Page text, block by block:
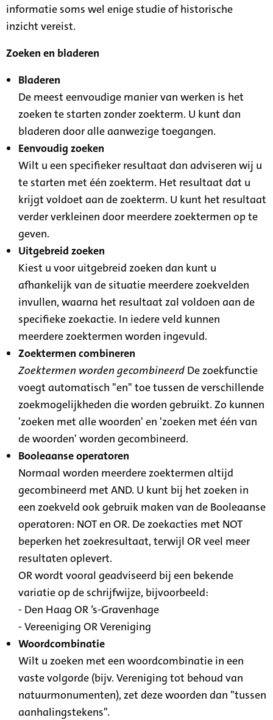
informatie soms wel enige studie of historische
inzicht vereist.
Zoeken en bladeren
Bladeren
De meest eenvoudige manier van werken is het
zoeken te starten zonder zoekterm. U kunt dan
bladeren door alle aanwezige toegangen.
Eenvoudig zoeken
Wilt u een specifieker resultaat dan adviseren wij u
te starten met één zoekterm. Het resultaat dat u
krijgt voldoet aan de zoekterm. U kunt het resultaat
verder verkleinen door meerdere zoektermen op te
geven.
Uitgebreid zoeken
Kiest u voor uitgebreid zoeken dan kunt u
afhankelijk van de situatie meerdere zoekvelden
invullen, waarna het resultaat zal voldoen aan de
specifieke zoekactie. In iedere veld kunnen
meerdere zoektermen worden ingevuld.
Zoektermen combineren
Zoektermen worden gecombineerd De zoekfunctie
voegt automatisch "en" toe tussen de verschillende
zoekmogelijkheden die worden gebruikt. Zo kunnen
'zoeken met alle woorden' en 'zoeken met één van
de woorden' worden gecombineerd.
Booleaanse operatoren
Normaal worden meerdere zoektermen altijd
gecombineerd met AND. U kunt bij het zoeken in
een zoekveld ook gebruik maken van de Booleaanse
operatoren: NOT en OR. De zoekacties met NOT
beperken het zoekresultaat, terwijl OR veel meer
resultaten oplevert.
OR wordt vooral geadviseerd bij een bekende
variatie op de schrijfwijze, bijvoorbeeld:
- Den Haag OR ’s-Gravenhage
- Vereeniging OR Vereniging
Woordcombinatie
Wilt u zoeken met een woordcombinatie in een
vaste volgorde (bijv. Vereniging tot behoud van
natuurmonumenten), zet deze woorden dan "tussen
aanhalingstekens".